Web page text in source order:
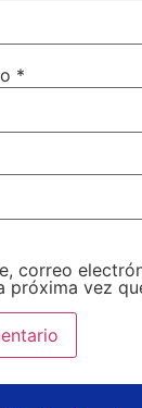
*
correo
próxima vez